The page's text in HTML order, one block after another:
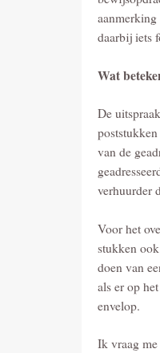
daarbij iets
Wat
De
van de
verhuurder
Voor het
stukken
doen van
als er op
envelop.
Ik vraag